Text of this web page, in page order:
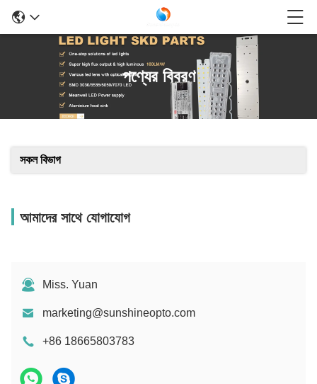
পণ্যের বিবরণ
সকল বিভাগ
আমাদের সাথে যোগাযোগ
Miss. Yuan
marketing@sunshineopto.com
+86 18665803783